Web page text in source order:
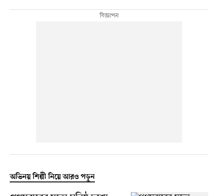
অভিনয় শিল্পী নিয়ে আরও পড়ুন